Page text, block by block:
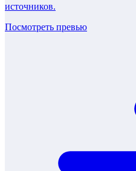
источников.
Посмотреть превью